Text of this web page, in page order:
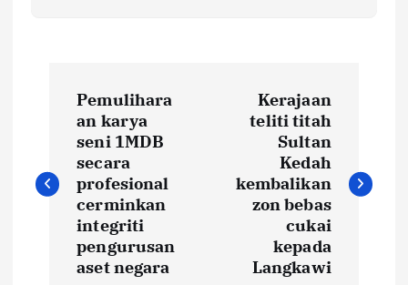
s
Pemulihara
an karya
seni 1MDB
secara
profesional
cerminkan
integriti
pengurusan
aset negara
Kerajaan
teliti titah
Sultan
Kedah
kembalikan
zon bebas
cukai
kepada
Langkawi